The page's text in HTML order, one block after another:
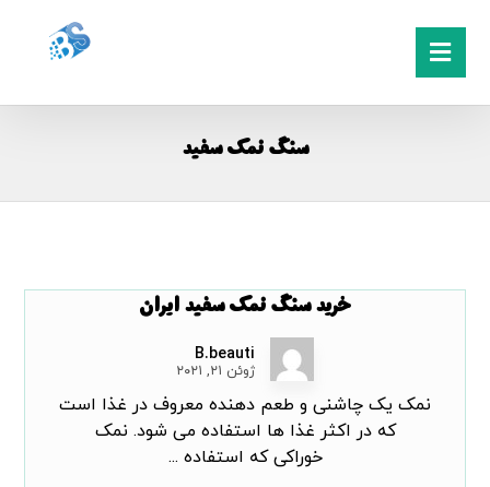
سنگ نمک سفید
خرید سنگ نمک سفید ایران
B.beauti
ژوئن ۲۱, ۲۰۲۱
نمک یک چاشنی و طعم دهنده معروف در غذا است
که در اکثر غذا ها استفاده می شود. نمک
خوراکی که استفاده ...